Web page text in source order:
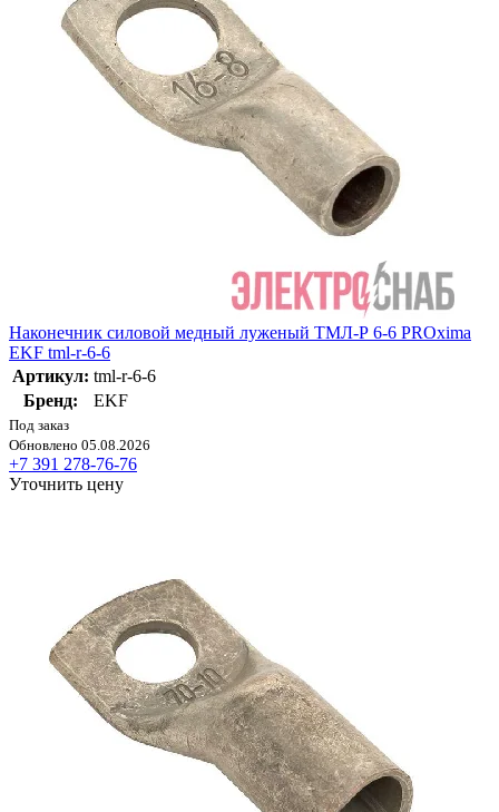
Наконечник силовой медный луженый ТМЛ-Р 6-6 PROxima
EKF tml-r-6-6
Артикул: tml-r-6-6
Бренд:
EKF
Под заказ
Обновлено 05.08.2026
+7 391 278-76-76
Уточнить цену